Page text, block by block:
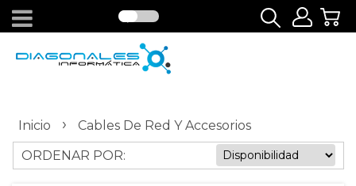
Inicio ›
Cables De Red Y Accesorios
ORDENAR POR: